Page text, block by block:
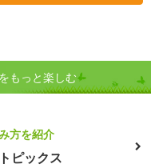
もっと楽しむ
方を紹介
ピックス